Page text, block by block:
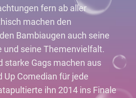
fern ab aller
machen den
Bambiaugen auch seine
seine Themenvielfalt.
starke Gags machen aus
Up Comedian für jede
ihn 2014 ins Finale